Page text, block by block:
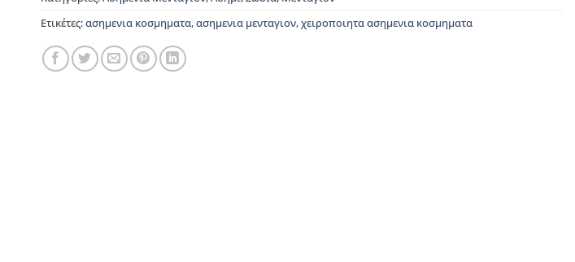
Ετικέτες:ασημενια κοσμηματα,ασημενια μενταγιον,χειροποιητα ασημενια κοσμηματα